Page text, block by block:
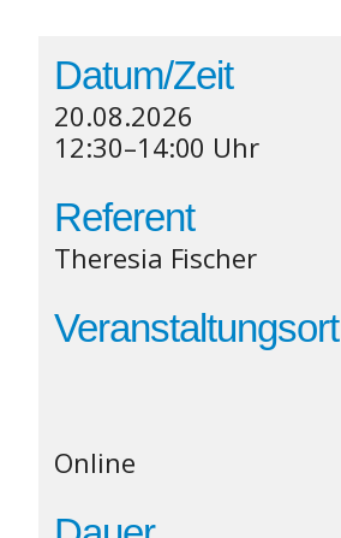
Datum/Zeit
20.08.2026
12:30–14:00 Uhr
Referent
Theresia Fischer
Veranstaltungsort
Online